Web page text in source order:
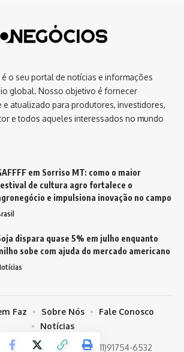
o seu portal de notícias e informações
global. Nosso objetivo é fornecer
atualizado para produtores, investidores,
e todos aqueles interessados no mundo
em Sorriso MT: como o maior
de cultura agro fortalece o
e impulsiona inovação no campo
dispara quase 5% em julho enquanto
sobe com ajuda do mercado americano
- tel.(11)91754-6532
Faz Sobre Nós
Fale Conosco
Notícias